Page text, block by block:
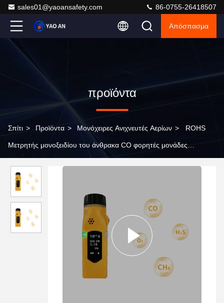
sales01@yaoansafety.com 86-0755-26418507
Απόσπασμα
προϊόντα
Σπίτι > Προϊόντα > Μονόχειρες Ανιχνευτές Αερίων > ROHS
Μετρητής μονοξειδίου του άνθρακα CO φορητές μονάδες